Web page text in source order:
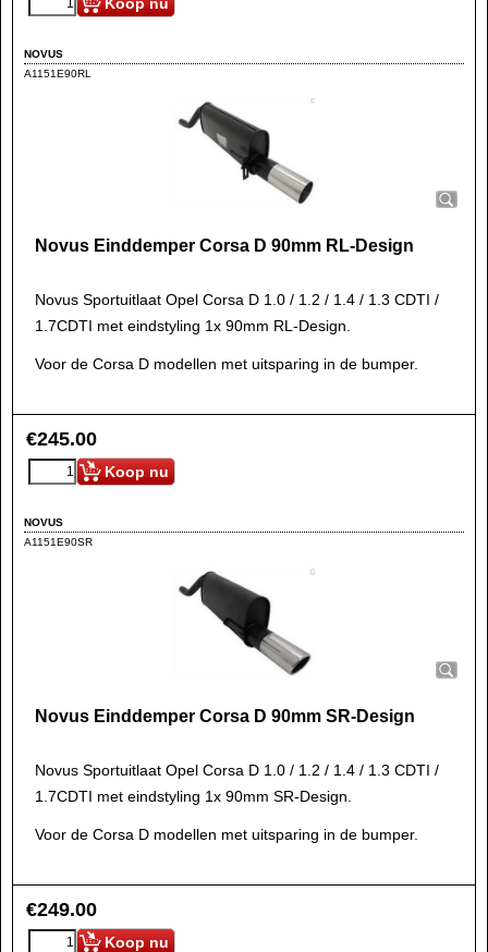
NOVUS
A1151E90RL
Novus Einddemper Corsa D 90mm RL-Design
Novus Sportuitlaat Opel Corsa D 1.0 / 1.2 / 1.4 / 1.3 CDTI /
1.7CDTI met eindstyling 1x 90mm RL-Design.
Voor de Corsa D modellen met uitsparing in de bumper.
€245.00
Koop nu
NOVUS
A1151E90SR
Novus Einddemper Corsa D 90mm SR-Design
Novus Sportuitlaat Opel Corsa D 1.0 / 1.2 / 1.4 / 1.3 CDTI /
1.7CDTI met eindstyling 1x 90mm SR-Design.
Voor de Corsa D modellen met uitsparing in de bumper.
€249.00
Koop nu